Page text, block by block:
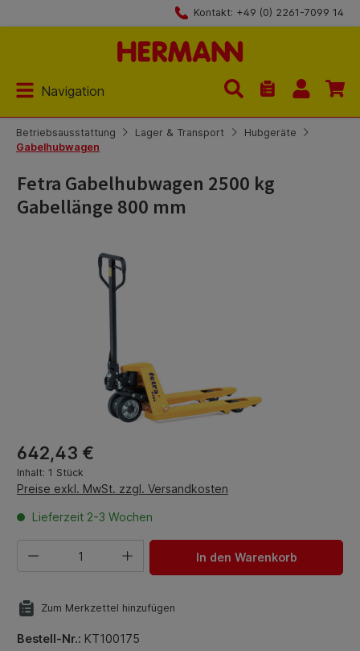
Kontakt: +49 (0) 2261-7099 14
Navigation
Du hast 0
Betriebsausstattung Lager & Transport
Hubgeräte
Gabelhubwagen
Fetra Gabelhubwagen 2500 kg
Gabellänge 800 mm
Bildergalerie überspringen
Regulärer Preis:
642,43 €
Inhalt: 1 Stück
Preise exkl. MwSt. zzgl. Versandkosten
Lieferzeit 2-3 Wochen
Produkt Anzahl: Gib den gewünschten Wert ein oder
In den Warenkorb
Zum Merkzettel hinzufügen
Bestell-Nr.: KT100175